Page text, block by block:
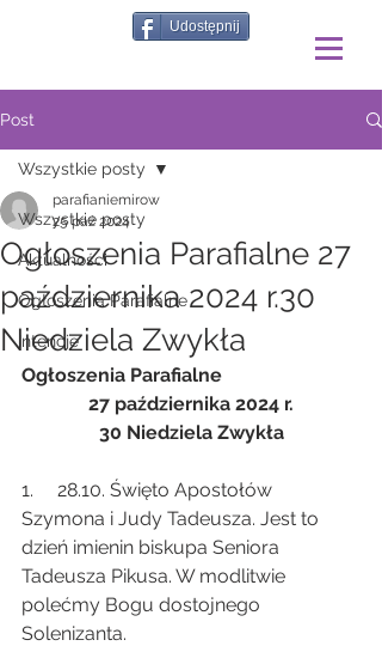
Udostępnij
Post
Wszystkie posty
Aktualności
Ogłoszenia Parafialne
Intencje
Wszystkie posty
Ogłoszenia Parafialne 27
października 2024 r.30
Niedziela Zwykła
parafianiemirow
25 paź 2024
Ogłoszenia Parafialne
27 października 2024 r.
30 Niedziela Zwykła
1.     28.10. Święto Apostołów
Szymona i Judy Tadeusza. Jest to
dzień imienin biskupa Seniora
Tadeusza Pikusa. W modlitwie
polećmy Bogu dostojnego
Solenizanta.